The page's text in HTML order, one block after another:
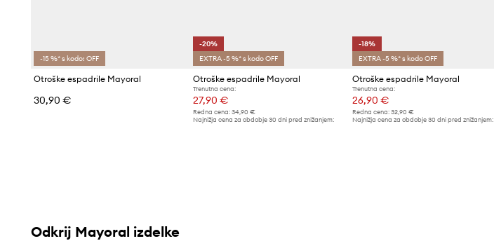
-15 %* s kodo: OFF
Otroške espadrile Mayoral
30,90 €
-20%
EXTRA -5 %* s kodo OFF
Otroške espadrile Mayoral
Trenutna cena:
27,90 €
Redna cena:34,90 €
Najnižja cena za obdobje 30 dni pred znižanjem:
-18%
EXTRA -5 %* s kodo OFF
Otroške espadrile Mayoral
Trenutna cena:
26,90 €
Redna cena: 32,90 €
Najnižja cena za obdobje 30 dni pred znižanjem:
Odkrij Mayoral izdelke